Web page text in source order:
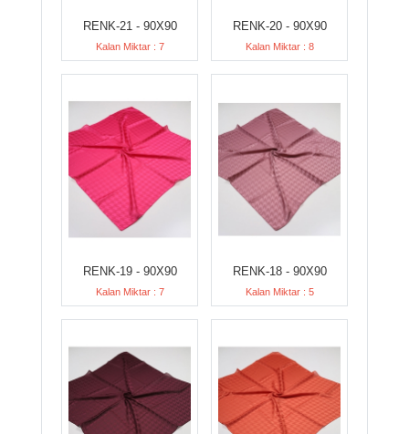
RENK-21 - 90X90
Kalan Miktar : 7
RENK-20 - 90X90
Kalan Miktar : 8
RENK-19 - 90X90
Kalan Miktar : 7
RENK-18 - 90X90
Kalan Miktar : 5